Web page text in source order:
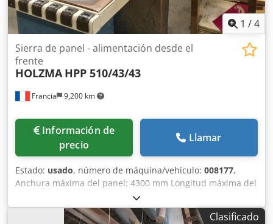
1 /4
Francia 9,200 km
Sierra de panel - alimentación desde el
frente
HOLZMA HPP 510/43/43
Información de
precio
Llamar
Estado: usado, número de máquina/vehículo: 008177,
Anchura máxima del panel: 4300 mm Longitud máxima del
panel: 4300 mm Máxima salida de la hoja principal: 125
mm Número de pinzas de sujeción: 7 Codox A Tamspfx
Clasificado